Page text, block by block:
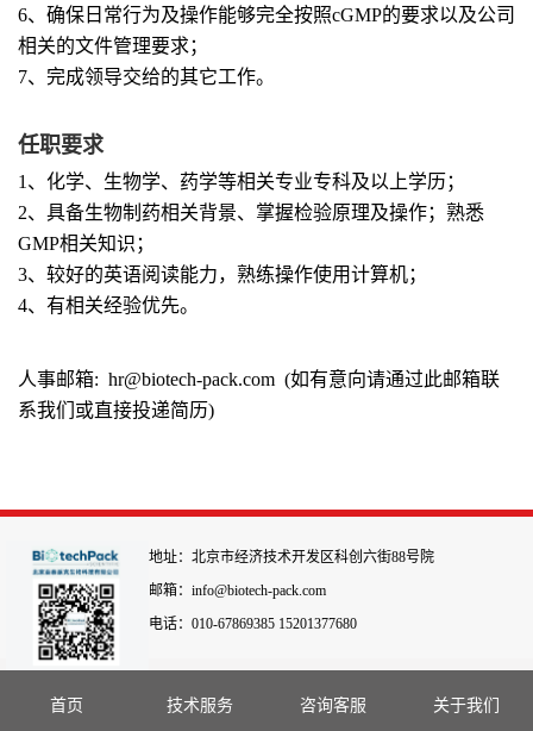
6、确保日常行为及操作能够完全按照cGMP的要求以及公司
相关的文件管理要求；
7、完成领导交给的其它工作。
任职要求
1、化学、生物学、药学等相关专业专科及以上学历；
2、具备生物制药相关背景、掌握检验原理及操作；熟悉
GMP相关知识；
3、较好的英语阅读能力，熟练操作使用计算机；
4、有相关经验优先。
人事邮箱: hr@biotech-pack.com (如有意向请通过此邮箱联
系我们或直接投递简历)
地址：北京市经济技术开发区科创六街88号院
邮箱：info@biotech-pack.com
电话：010-67869385 15201377680
首页 技术服务 咨询客服 关于我们